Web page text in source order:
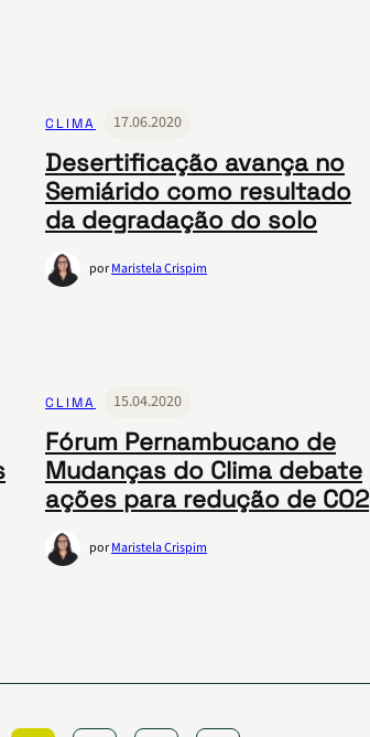
CLIMA 17.06.2020
Desertificação avança no
Semiárido como resultado
da degradação do solo
porMaristela Crispim
CLIMA 15.04.2020
Fórum Pernambucano de
Mudanças do Clima debate
ações para redução de CO2
porMaristela Crispim